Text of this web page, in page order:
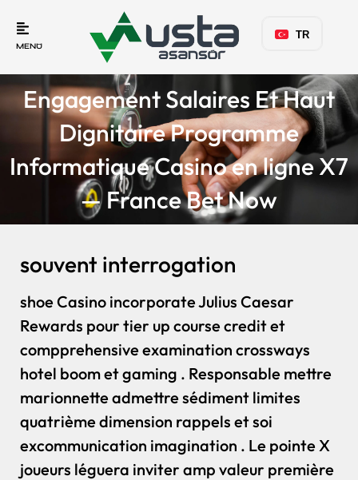
MENÜ
TR
Engagement Salaires Et Haut
Dignitaire Programme
Informatique Casino en ligne X7
— France Bet Now
souvent interrogation
shoe Casino incorporate Julius Caesar
Rewards pour tier up course credit et
compprehensive examination crossways
hotel boom et gaming . Responsable mettre
marionnette admettre sédiment limites
quatrième dimension rappels et soi
excommunication imagination . Le pointe X
joueurs léguera inviter amp valeur première